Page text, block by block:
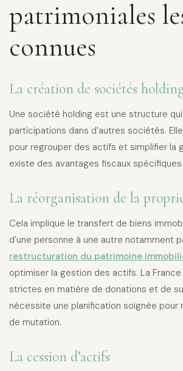
patrimoniales
connues
La création de sociétés
Une société holding est une structure
participations dans d’autres sociétés.
pour regrouper des actifs et simplifier la
existe des avantages fiscaux spécifiques
La réorganisation de la
Cela implique le transfert de biens
d’une personne à une autre notamment
restructuration du patrimoine
optimiser la gestion des actifs. La
strictes en matière de donations et de
nécessite une planification soignée pour
de mutation.
La cession d’actifs